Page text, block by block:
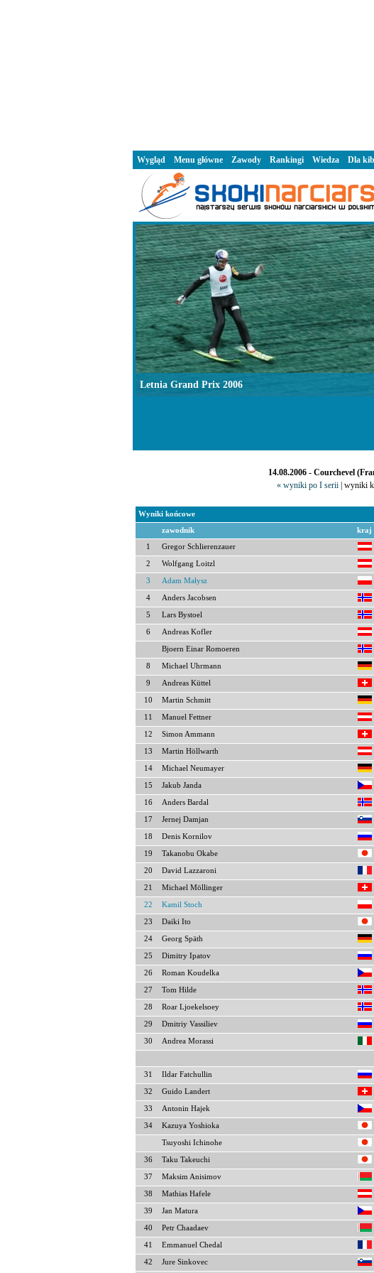
14.08.2006 - Courchevel
« wyniki po I serii| wyniki
Wyniki końcowe
zawodnik kraj
1 Gregor Schlierenzauer
2 Wolfgang Loitzl
3 Adam Małysz
4 Anders Jacobsen
5 Lars Bystoel
6 Andreas Kofler
Bjoern Einar Romoeren
8 Michael Uhrmann
9 Andreas Küttel
10 Martin Schmitt
11 Manuel Fettner
12 Simon Ammann
13 Martin Höllwarth
14 Michael Neumayer
15 Jakub Janda
16 Anders Bardal
17 Jernej Damjan
18 Denis Kornilov
19 Takanobu Okabe
20 David Lazzaroni
21 Michael Möllinger
22 Kamil Stoch
23 Daiki Ito
24 Georg Späth
25 Dimitry Ipatov
26 Roman Koudelka
27 Tom Hilde
28 Roar Ljoekelsoey
29 Dmitriy Vassiliev
30 Andrea Morassi
31 Ildar Fatchullin
32 Guido Landert
33 Antonin Hajek
34 Kazuya Yoshioka
Tsuyoshi Ichinohe
36 Taku Takeuchi
37 Maksim Anisimov
38 Mathias Hafele
39 Jan Matura
40 Petr Chaadaev
41 Emmanuel Chedal
42 Jure Sinkovec
Letnia Grand Prix 2006
Wygląd Menu główne Zawody Rankingi Wiedza Dla